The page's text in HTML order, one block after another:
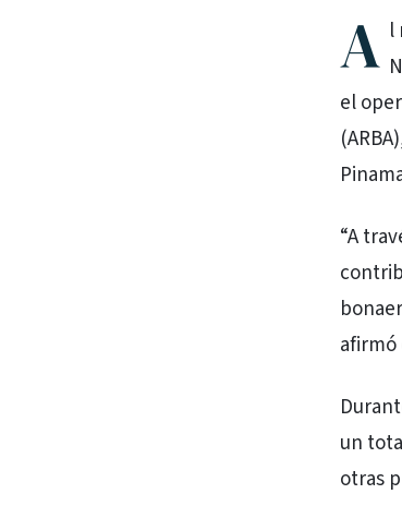
A l
el
“A
afirmó
un
otras